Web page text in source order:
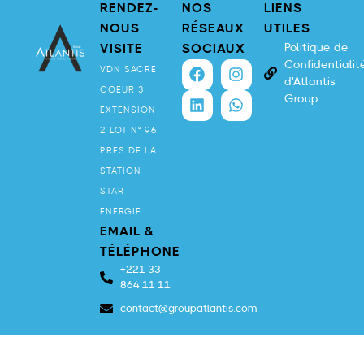
RENDEZ-
NOUS
VISITE
VDN SACRE
COEUR 3
EXTENSION
2 LOT N° 96
PRÈS DE LA
STATION
STAR
ENERGIE
EMAIL &
TÉLÉPHONE
+221 33
864 11 11
contact@groupatlantis.com
NOS
RÉSEAUX
SOCIAUX
LIENS
UTILES
Politique de
d'Atlantis
Group